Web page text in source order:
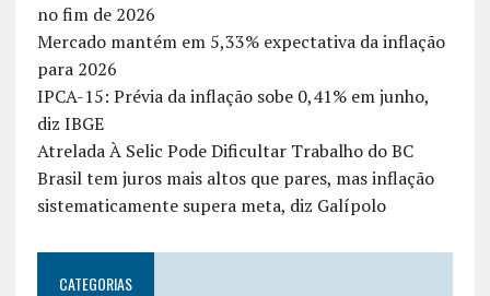
no fim de 2026
Mercado mantém em 5,33% expectativa da inflação
para 2026
IPCA-15: Prévia da inflação sobe 0,41% em junho,
diz IBGE
Atrelada À Selic Pode Dificultar Trabalho do BC
Brasil tem juros mais altos que pares, mas inflação
sistematicamente supera meta, diz Galípolo
CATEGORIAS